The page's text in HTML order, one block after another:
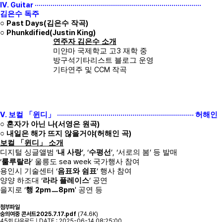
IV. Guitar ····················································································
김은수 독주
○ Past Days(김은수 작곡)
○ Phunkdified(Justin King)
연주자 김은수 소개
미얀마 국제학교 고3 재학 중
방구석기타리스트 블로그 운영
기타연주 및 CCM 작곡
V. 보컬 「 윈디 」 ····································································· 허해인
○ 혼자가 아닌 나(서영은 원곡)
○ 내일은 해가 뜨지 않을거야(허해인 곡)
보컬 「 윈디 」 소개
디지털 싱글앨범 ‘내 사랑’, ‘수평선’, ‘서로의 봄’ 등 발매
‘룰루랄라’ 울릉도 sea week 국가행사 참여
용인시 기술센터 ‘음표와 쉼표’ 행사 참여
양양 하조대 ‘라라 플레이스’ 공연
을지로 ‘행 2pmㅡ8pm' 공연 등
첨부파일
숭의여중 콘서트2025.7.17.pdf (74.6K)